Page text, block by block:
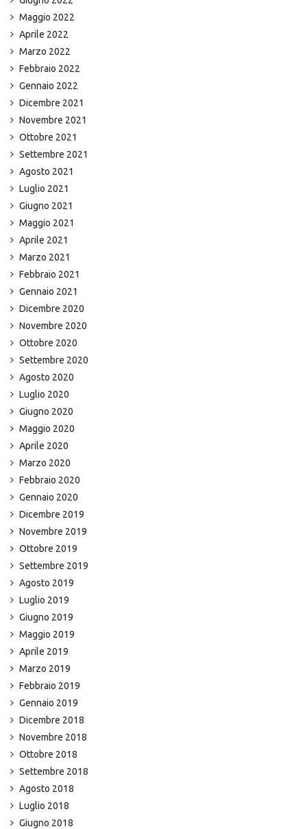
Maggio 2022
Aprile 2022
Marzo 2022
Febbraio 2022
Gennaio 2022
Dicembre 2021
Novembre 2021
Ottobre 2021
Settembre 2021
Agosto 2021
Luglio 2021
Giugno 2021
Maggio 2021
Aprile 2021
Marzo 2021
Febbraio 2021
Gennaio 2021
Dicembre 2020
Novembre 2020
Ottobre 2020
Settembre 2020
Agosto 2020
Luglio 2020
Giugno 2020
Maggio 2020
Aprile 2020
Marzo 2020
Febbraio 2020
Gennaio 2020
Dicembre 2019
Novembre 2019
Ottobre 2019
Settembre 2019
Agosto 2019
Luglio 2019
Giugno 2019
Maggio 2019
Aprile 2019
Marzo 2019
Febbraio 2019
Gennaio 2019
Dicembre 2018
Novembre 2018
Ottobre 2018
Settembre 2018
Agosto 2018
Luglio 2018
Giugno 2018